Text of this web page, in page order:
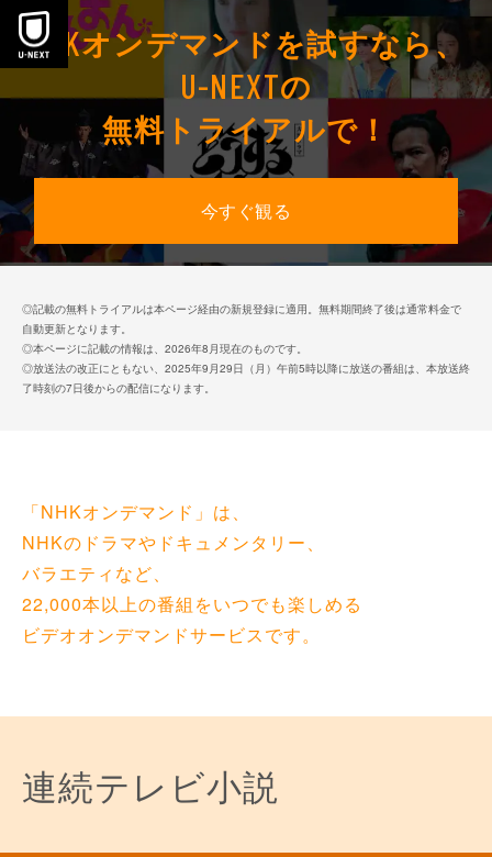
本文へスキップ
NHKオンデマンドを試すなら、
U-NEXTの
無料トライアルで！
今すぐ観る
◎記載の無料トライアルは本ページ経由の新規登録に適用。無料期間終了後は通常料金で
自動更新となります。
◎本ページに記載の情報は、 2026年8 月現在のものです。
◎放送法の改正にともない、2025年9月29日（月）午前5時以降に放送の番組は、本放送終
了時刻の7日後からの配信になります。
「NHKオンデマンド」は、
NHKのドラマやドキュメンタリー、
バラエティなど、
22,000本以上の番組をいつでも楽しめる
ビデオオンデマンドサービスです。
連続テレビ小説